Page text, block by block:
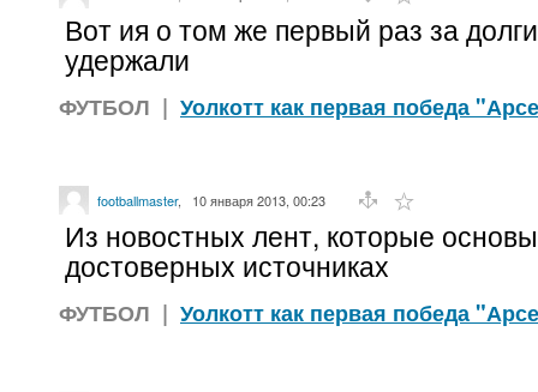
Вот ия о том же первый раз за
удержали
ФУТБОЛ | Уолкотт как первая победа
footballmaster, 10 января 2013, 00:23
Из новостных лент, которые
достоверных источниках
ФУТБОЛ | Уолкотт как первая победа